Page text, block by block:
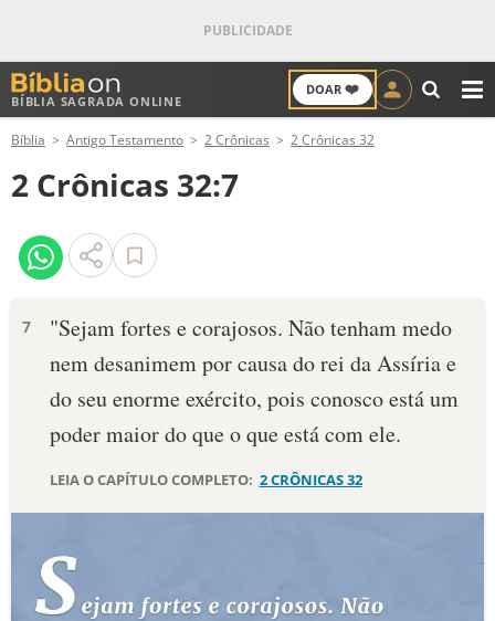
BÍBLIA SAGRADA ONLINE
DOAR ❤️
ANTIGO TESTAMENTO
NOVO TESTAMENTO
VERSÍCULOS
PALAVRA DO DIA
SALMO DO DIA
DEVOCIONAL DIÁRIO
ESTUDOS BÍBLICOS
Bíblia Antigo Testamento 2 Crônicas 2 Crônicas 32
2 Crônicas 32:7
7
"Sejam fortes e corajosos. Não tenham medo
nem desanimem por causa do rei da Assíria e
do seu enorme exército, pois conosco está um
poder maior do que o que está com ele.
LEIA O CAPÍTULO COMPLETO: 2 CRÔNICAS 32